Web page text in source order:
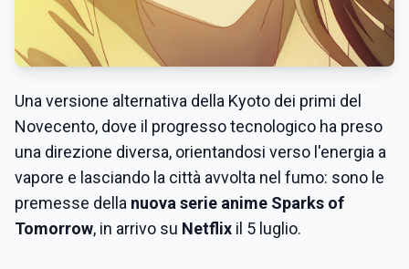
Una versione alternativa della Kyoto dei primi del
Novecento, dove il progresso tecnologico ha preso
una direzione diversa, orientandosi verso l'energia a
vapore e lasciando la città avvolta nel fumo: sono le
premesse della nuova serie anime Sparks of
Tomorrow, in arrivo su Netflix il 5 luglio.